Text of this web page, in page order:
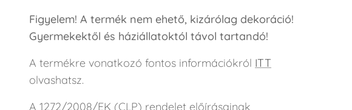
Figyelem! A termék nem ehető, kizárólag dekoráció!
Gyermekektől és háziállatoktól távol tartandó!
A termékre vonatkozó fontos információkról ITT
olvashatsz.
A 1272/2008/EK (CLP) rendelet előírásainak